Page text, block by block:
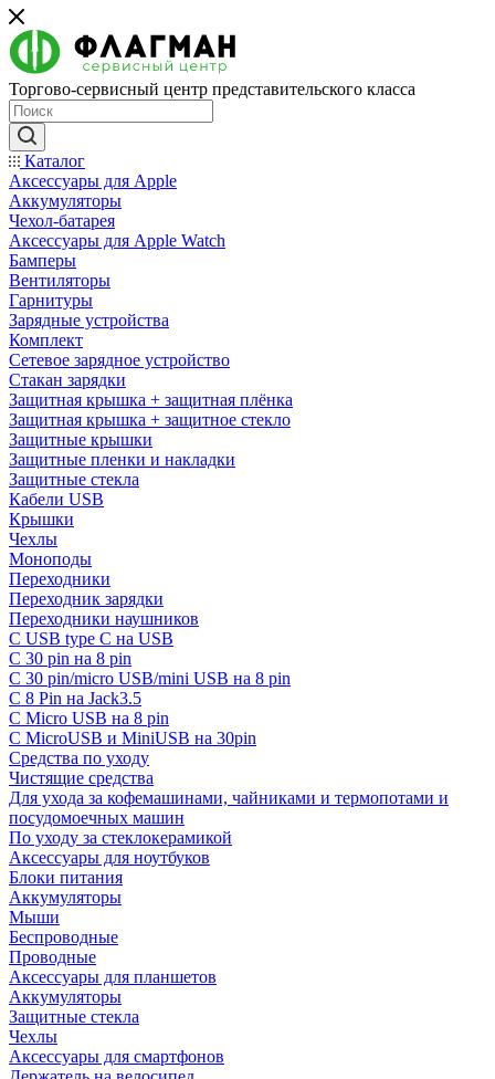
Торгово-сервисный центр представительского класса
Каталог
Аксессуары для Apple
Аккумуляторы
Чехол-батарея
Аксессуары для Apple Watch
Бамперы
Вентиляторы
Гарнитуры
Зарядные устройства
Комплект
Сетевое зарядное устройство
Стакан зарядки
Защитная крышка + защитная плёнка
Защитная крышка + защитное стекло
Защитные крышки
Защитные пленки и накладки
Защитные стекла
Кабели USB
Крышки
Чехлы
Моноподы
Переходники
Переходник зарядки
Переходники наушников
С USB type C на USB
С 30 pin на 8 pin
С 30 pin/micro USB/mini USB на 8 pin
С 8 Pin на Jack3.5
С Micro USB на 8 pin
С MicroUSB и MiniUSB на 30pin
Средства по уходу
Чистящие средства
Для ухода за кофемашинами, чайниками и термопотами и
посудомоечных машин
По уходу за стеклокерамикой
Аксессуары для ноутбуков
Блоки питания
Аккумуляторы
Мыши
Беспроводные
Проводные
Аксессуары для планшетов
Аккумуляторы
Защитные стекла
Чехлы
Аксессуары для смартфонов